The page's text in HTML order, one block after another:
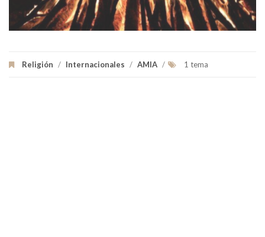
Religión / Internacionales / AMIA / 1 tema